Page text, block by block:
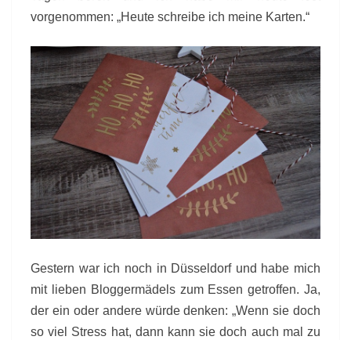
vorgenommen: „Heute schreibe ich meine Karten.“
Gestern war ich noch in Düsseldorf und habe mich
mit lieben Bloggermädels zum Essen getroffen. Ja,
der ein oder andere würde denken: „Wenn sie doch
so viel Stress hat, dann kann sie doch auch mal zu